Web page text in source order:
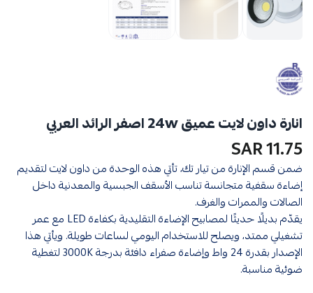
انارة داون لايت عميق 24w اصفر الرائد العربي
11.75 SAR
ضمن قسم الإنارة من تيار تك، تأتي هذه الوحدة من داون لايت لتقديم
إضاءة سقفية متجانسة تناسب الأسقف الجبسية والمعدنية داخل
الصالات والممرات والغرف.
يقدّم بديلًا حديثًا لمصابيح الإضاءة التقليدية بكفاءة LED مع عمر
تشغيلي ممتد، ويصلح للاستخدام اليومي لساعات طويلة. ويأتي هذا
الإصدار بقدرة 24 واط وإضاءة صفراء دافئة بدرجة 3000K لتغطية
ضوئية مناسبة.